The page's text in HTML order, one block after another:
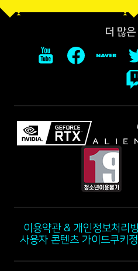
더 많
이용약관 & 개인정보처리
사용자 콘텐츠 가이드쿠키